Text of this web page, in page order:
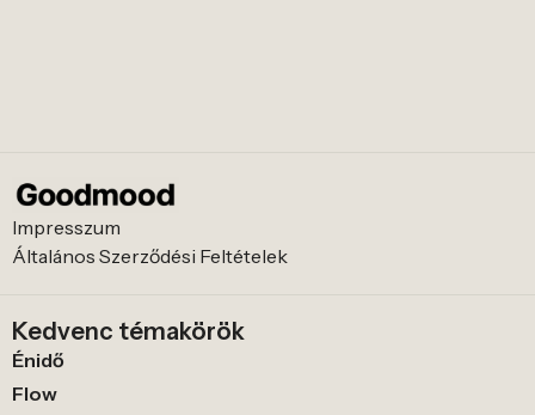
Impresszum
Általános Szerződési Feltételek
Kedvenc témakörök
Énidő
Flow